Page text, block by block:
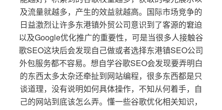
及流量就越多，产生的效益就越高。国际市场竞争的
日益激烈让许多东港镇外贸公司意识到了客源的窘迫
以及Google优化推广的重要性，可是当很多人接触谷
歌SEO这块后会发现自己做或者选择东港镇SEO公司
外包服务都不容易。想自学谷歌SEO会发现要弄明白
的东西太多太杂还牵扯到网站编程，很多东西都是只
谈道理，没有说明如何具体操作，不知从何着手，自
己的网站到底该怎么弄。懂一些谷歌优化相关知识，